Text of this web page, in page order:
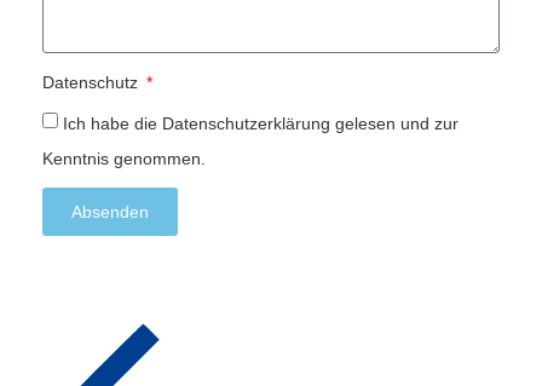
Datenschutz
Ich habe die Datenschutzerklärung gelesen und zur
Kenntnis genommen.
Absenden